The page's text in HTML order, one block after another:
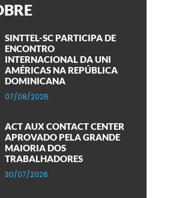
SINTTEL-SC PARTICIPA DE
ENCONTRO
INTERNACIONAL DA UNI
AMÉRICAS NA REPÚBLICA
DOMINICANA
07/08/2026
ACT AUX CONTACT CENTER
APROVADO PELA GRANDE
MAIORIA DOS
TRABALHADORES
30/07/2026